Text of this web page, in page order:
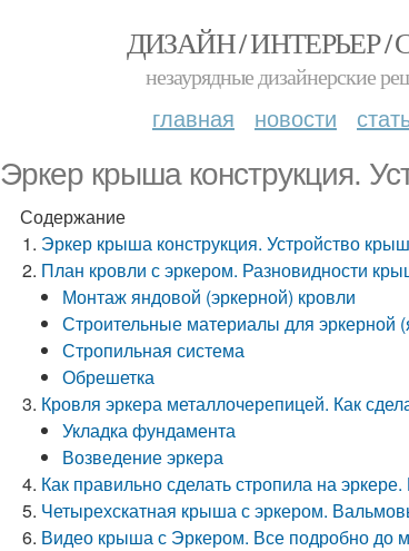
ДИЗАЙН / ИНТЕРЬЕР /
незаурядные дизайнерские
главная новости
Эркер крыша конструкция.
Содержание
Эркер крыша конструкция. Устройство
План кровли с эркером. Разновидности
Монтаж яндовой (эркерной) кровли
Строительные материалы для эркерной
Стропильная система
Обрешетка
Кровля эркера металлочерепицей. Как
Укладка фундамента
Возведение эркера
Как правильно сделать стропила на
Четырехскатная крыша с эркером.
Видео крыша с Эркером. Все подробно до